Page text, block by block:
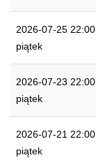
2026-07-25 22:00
piątek
2026-07-23 22:00
piątek
2026-07-21 22:00
piątek